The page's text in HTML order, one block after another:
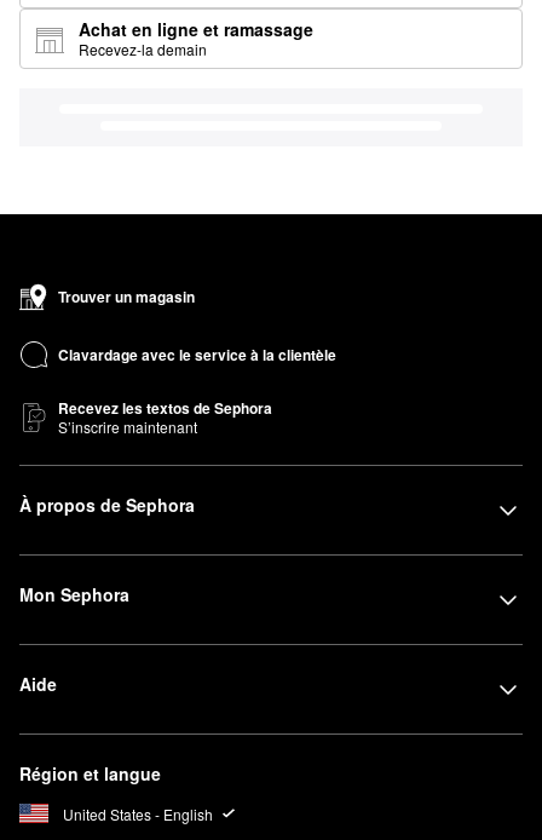
Achat en ligne et ramassage
Recevez-la demain
Trouver un magasin
Clavardage avec le service à la clientèle
Recevez les textos de Sephora
S’inscrire maintenant
À propos de Sephora
Mon Sephora
Aide
Région et langue
United States - English